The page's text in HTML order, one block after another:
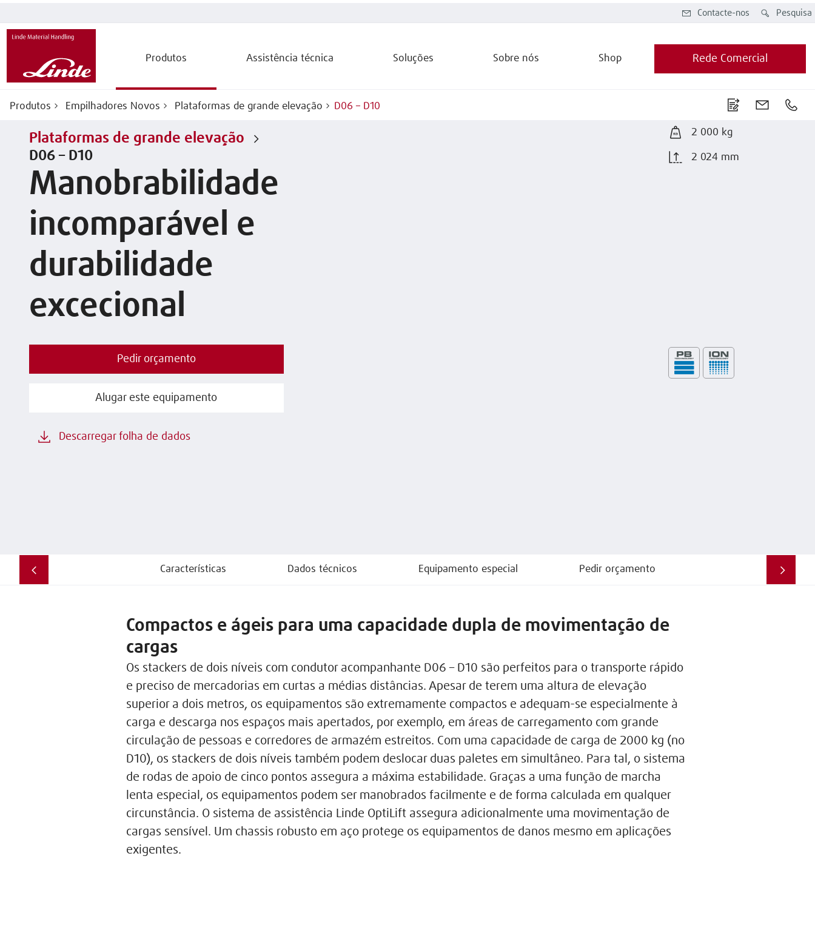
Produtos Assistência técnica Soluções Sobre nós Shop
Pesquisa
Contacte-nos
Rede Comercial
Produtos Empilhadores Novos Plataformas de grande elevação D06 – D10
2 000 kg
2 024 mm
Plataformas de grande elevação
D06 – D10
Manobrabilidade
incomparável e
durabilidade
excecional
Pedir orçamento
Alugar este equipamento
Descarregar folha de dados
Características Dados técnicos Equipamento especial Pedir orçamento
Compactos e ágeis para uma capacidade dupla de movimentação de
cargas
Os stackers de dois níveis com condutor acompanhante D06 – D10 são perfeitos para o transporte rápido
e preciso de mercadorias em curtas a médias distâncias. Apesar de terem uma altura de elevação
superior a dois metros, os equipamentos são extremamente compactos e adequam-se especialmente à
carga e descarga nos espaços mais apertados, por exemplo, em áreas de carregamento com grande
circulação de pessoas e corredores de armazém estreitos. Com uma capacidade de carga de 2000 kg (no
D10), os stackers de dois níveis também podem deslocar duas paletes em simultâneo. Para tal, o sistema
de rodas de apoio de cinco pontos assegura a máxima estabilidade. Graças a uma função de marcha
lenta especial, os equipamentos podem ser manobrados facilmente e de forma calculada em qualquer
circunstância. O sistema de assistência Linde OptiLift assegura adicionalmente uma movimentação de
cargas sensível. Um chassis robusto em aço protege os equipamentos de danos mesmo em aplicações
exigentes.